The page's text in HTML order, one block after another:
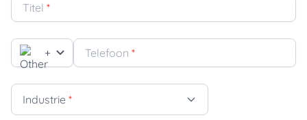
Titel *
+ Telefoon *
Industrie *